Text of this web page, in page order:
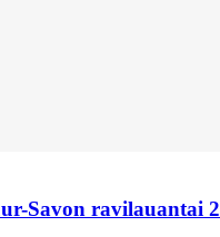
Savon ravilauantai